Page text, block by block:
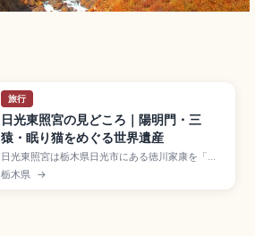
旅行
日光東照宮の見どころ｜陽明門・三
猿・眠り猫をめぐる世界遺産
日光東照宮は栃木県日光市にある徳川家康を「東
照大権現」として祀る世界遺産で、1617年創建後
に徳川家光の「寛永の大造替」で豪華絢爛な姿
栃木県 →